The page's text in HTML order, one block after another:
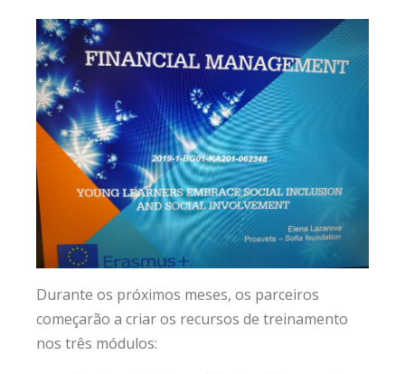
Durante os próximos meses, os parceiros
começarão a criar os recursos de treinamento
nos três módulos: